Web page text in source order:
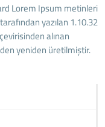
Lorem Ipsum metinleri
yazılan 1.10.32
alınan
yeniden üretilmiştir.